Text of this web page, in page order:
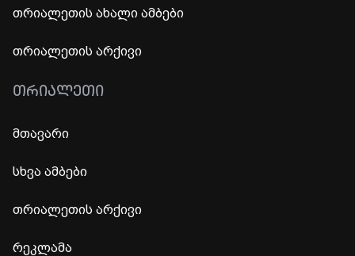
თრიალეთის ახალი ამბები
თრიალეთის არქივი
ᲗᲠᲘᲐᲚᲔᲗᲘ
მთავარი
სხვა ამბები
თრიალეთის არქივი
რეკლამა